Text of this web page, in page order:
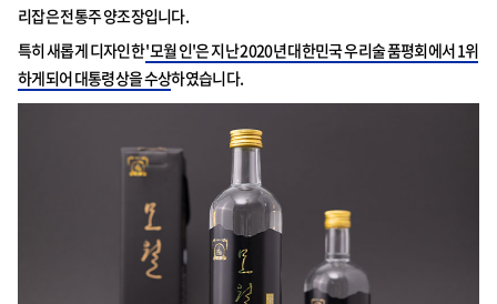
리잡은 전통주 양조장입니다.
특히 새롭게 디자인한'모월 인'은 지난 2020년 대한민국 우리술 품평회에서 1위
하게되어 대통령상을 수상하였습니다.